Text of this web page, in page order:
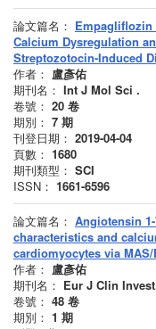
論文篇名： Empagliflozin
Calcium Dysregulation
Streptozotocin-Induced
作者： 盧彥佑
期刊名： Int J Mol Sci .
卷號： 20 卷
期別： 7 期
刊登日期： 2019-04-04
頁數： 1680
期刊類型： SCI
ISSN： 1661-6596
論文篇名： Angiotensin
characteristics and
cardiomyocytes via
作者： 盧彥佑
期刊名： Eur J Clin
卷號： 48 卷
期別： 1 期